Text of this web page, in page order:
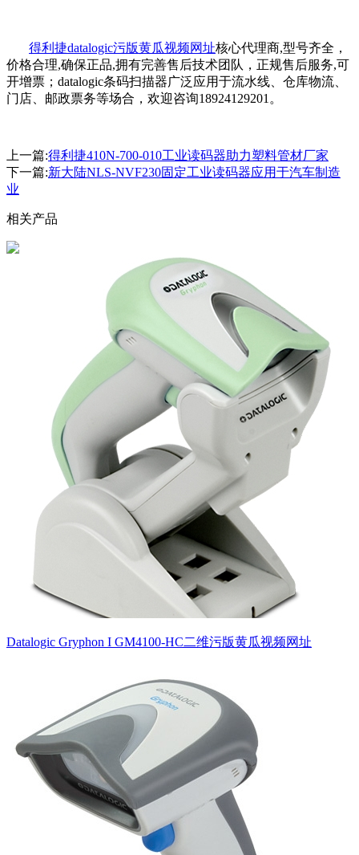
得利捷datalogic污版黄瓜视频网址核心代理商,型号齐全，
价格合理,确保正品,拥有完善售后技术团队，正规售后服务,可
开增票；datalogic条码扫描器广泛应用于流水线、仓库物流、
门店、邮政票务等场合，欢迎咨询18924129201。
上一篇:得利捷410N-700-010工业读码器助力塑料管材厂家
下一篇:新大陆NLS-NVF230固定工业读码器应用于汽车制造
业
相关产品
Datalogic Gryphon I GM4100-HC二维污版黄瓜视频网址